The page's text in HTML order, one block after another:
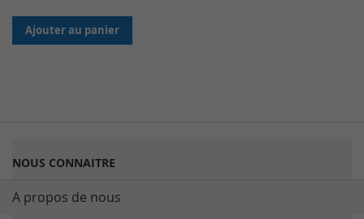
Ajouter au panier
NOUS CONNAITRE
A propos de nous